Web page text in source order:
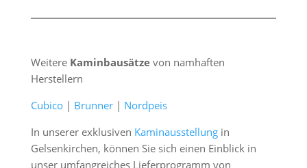
Weitere Kaminbausätzevon namhaften
Herstellern
Cubico| Brunner| Nordpeis
In unserer exklusiven Kaminausstellungin
Gelsenkirchen, können Sie sich einen Einblick in
unser umfangreiches Lieferprogramm von